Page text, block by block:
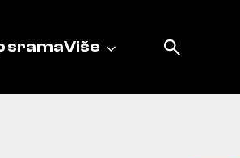
sramaViše